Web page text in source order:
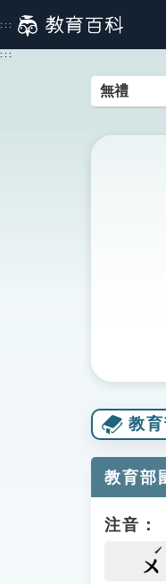
到
主
:::
:::
教
教育部
注音：
ㄨ